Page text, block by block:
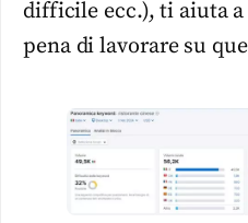
difficile ecc.), ti aiuta
pena di lavorare su